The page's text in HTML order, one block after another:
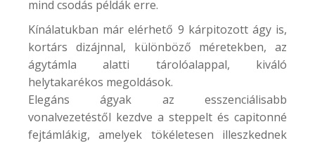
mind csodás példák erre.
Kínálatukban már elérhető 9 kárpitozott ágy is,
kortárs dizájnnal, különböző méretekben, az
ágytámla alatti tárolóalappal, kiváló
helytakarékos megoldások.
Elegáns ágyak az esszenciálisabb
vonalvezetéstől kezdve a steppelt és capitonné
fejtámlákig, amelyek tökéletesen illeszkednek